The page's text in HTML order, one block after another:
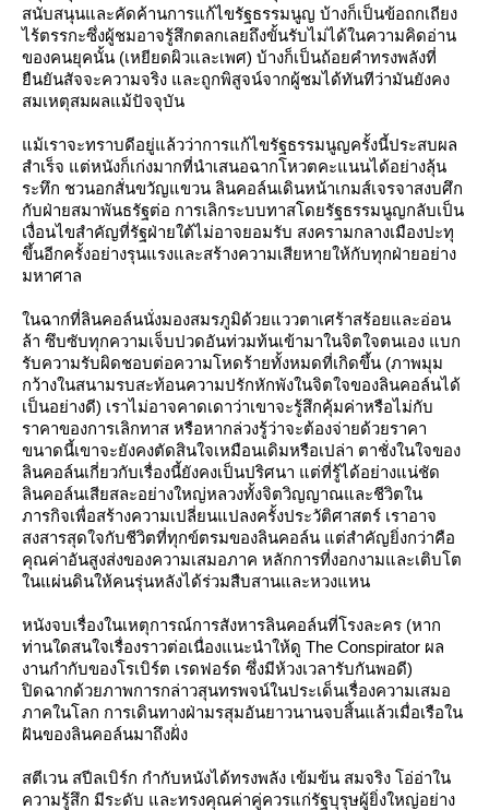
สนับสนุนและคัดค้านการแก้ไขรัฐธรรมนูญ บ้างก็เป็นข้อถกเถียง
ไร้ตรรกะซึ่งผู้ชมอาจรู้สึกตลกเลยถึงขั้นรับไม่ได้ในความคิดอ่าน
ของคนยุคนั้น (เหยียดผิวและเพศ) บ้างก็เป็นถ้อยคำทรงพลังที่
ืนยันสัจจะความจริง และถูกพิสูจน์จากผู้ชมได้ทันทีว่ามันยังคง
สมเหตุสมผลแม้ปัจจุบัน
ม้เราจะทราบดีอยู่แล้วว่าการแก้ไขรัฐธรรมนูญครั้งนี้ประสบผล
สำเร็จ แต่หนังก็เก่งมากที่นำเสนอฉากโหวตคะแนนได้อย่างลุ้น
ระทึก ชวนอกสั่นขวัญแขวน ลินคอล์นเดินหน้าเกมส์เจรจาสงบศึก
กับฝ่ายสมาพันธรัฐต่อ การเลิกระบบทาสโดยรัฐธรรมนูญกลับเป็น
เงื่อนไขสำคัญที่รัฐฝ่ายใต้ไม่อาจยอมรับ สงครามกลางเมืองปะทุ
ขึ้นอีกครั้งอย่างรุนแรงและสร้างความเสียหายให้กับทุกฝ่ายอย่าง
มหาศาล
นฉากที่ลินคอล์นนั่งมองสมรภูมิด้วยแววตาเศร้าสร้อยและอ่อน
ล้า ซึบซับทุกความเจ็บปวดอันท่วมท้นเข้ามาในจิตใจตนเอง แบก
รับความรับผิดชอบต่อความโหดร้ายทั้งหมดที่เกิดขึ้น (ภาพมุม
กว้างในสนามรบสะท้อนความปรักหักพังในจิตใจของลินคอล์นได้
เป็นอย่างดี) เราไม่อาจคาดเดาว่าเขาจะรู้สึกคุ้มค่าหรือไม่กับ
ราคาของการเลิกทาส หรือหากล่วงรู้ว่าจะต้องจ่ายด้วยราคา
ขนาดนี้เขาจะยังคงตัดสินใจเหมือนเดิมหรือเปล่า ตาชั่งในใจของ
ลินคอล์นเกี่ยวกับเรื่องนี้ยังคงเป็นปริศนา แต่ที่รู้ได้อย่างแน่ชัด
ลินคอล์นเสียสละอย่างใหญ่หลวงทั้งจิตวิญญาณและชีวิตใน
ภารกิจเพื่อสร้างความเปลี่ยนแปลงครั้งประวัติศาสตร์ เราอาจ
สงสารสุดใจกับชีวิตที่ทุกข์ตรมของลินคอล์น แต่สำคัญยิ่งกว่าคือ
คุณค่าอันสูงส่งของความเสมอภาค หลักการที่งอกงามและเติบโต
นแผ่นดินให้คนรุ่นหลังได้ร่วมสืบสานและหวงแหน
หนังจบเรื่องในเหตุการณ์การสังหารลินคอล์นที่โรงละคร (หาก
ท่านใดสนใจเรื่องราวต่อเนื่องแนะนำให้ดู The Conspirator ผล
งานกำกับของโรเบิร์ต เรดฟอร์ด ซึ่งมีห้วงเวลารับกันพอดี)
ปิดฉากด้วยภาพการกล่าวสุนทรพจน์ในประเด็นเรื่องความเสมอ
ภาคในโลก การเดินทางฝ่ามรสุมอันยาวนานจบสิ้นแล้วเมื่อเรือใน
ฝันของลินคอล์นมาถึงฝั่ง
สตีเวน สปีลเบิร์ก กำกับหนังได้ทรงพลัง เข้มข้น สมจริง โอ่อ่าใน
ความรู้สึก มีระดับ และทรงคุณค่าคู่ควรแก่รัฐบุรุษผู้ยิ่งใหญ่อย่าง